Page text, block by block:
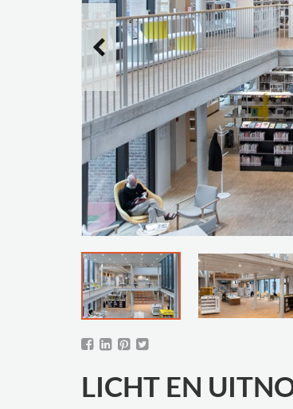
LICHT EN